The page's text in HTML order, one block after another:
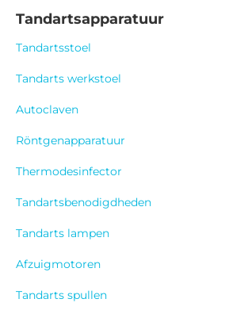
Tandartsapparatuur
Tandartsstoel
Tandarts werkstoel
Autoclaven
Röntgenapparatuur
Thermodesinfector
Tandartsbenodigdheden
Tandarts lampen
Afzuigmotoren
Tandarts spullen